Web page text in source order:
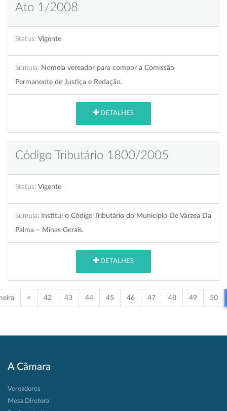
Ato 1/2008
Status: Vigente
Súmula: Nomeia vereador para compor a Comissão
Permanente de Justiça e Redação.
DETALHES
Código Tributário 1800/2005
Status: Vigente
Súmula: Institui o Código Tributário do Município De Várzea Da
Palma – Minas Gerais.
DETALHES
< 42 43 44 45 46 47 48 49 50
A Câmara
Vereadores
Mesa Diretora